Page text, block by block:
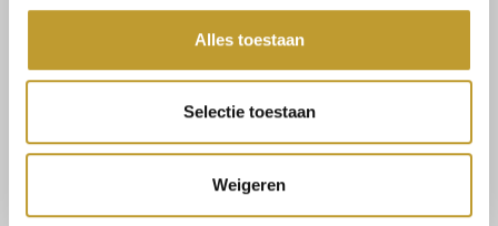
Alles toestaan
Selectie toestaan
Weigeren
Sluiting: knoop / ceintuur
Stretch: nee
Maat 38/40 bestel M
Maat 40/42 bestel L